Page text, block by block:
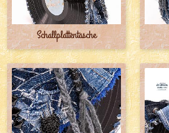
Schallplattentasche